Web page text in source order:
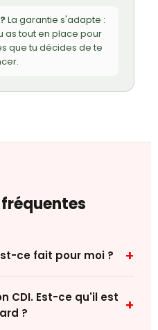
La garantie s'adapte :
as tout en place pour
que tu décides de te
ce fait pour moi ? +
CDI. Est-ce qu'il est
?
+